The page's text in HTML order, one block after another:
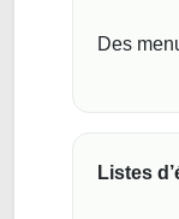
Des
Listes